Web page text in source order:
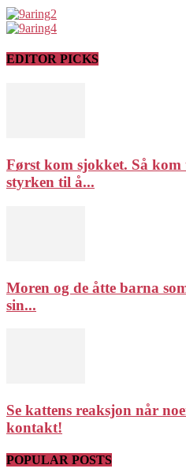
EDITOR PICKS
Først kom sjokket. Så kom
styrken til å...
Moren og de åtte barna
sin...
Se kattens reaksjon når
kontakt!
POPULAR POSTS